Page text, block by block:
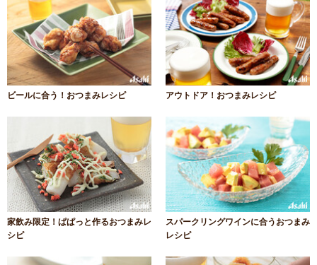
ビールに合う！おつまみレシピ アウトドア！おつまみレシピ
家飲み限定！ぱぱっと作るおつまみレ
シピ
スパークリングワインに合うおつまみ
レシピ